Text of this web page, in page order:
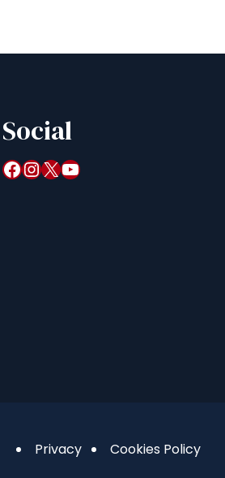
Social
Facebook InstagramX YouTube
Privacy Cookies Policy